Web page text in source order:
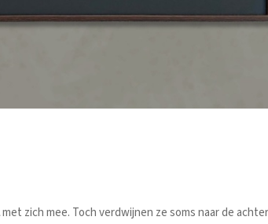
met zich mee. Toch verdwijnen ze soms naar de